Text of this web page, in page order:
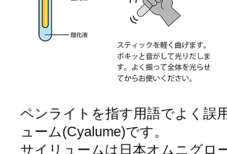
ペンライトを指す用語でよく誤
ューム(Cyalume)です。
サイリュームは日本オムニグロ